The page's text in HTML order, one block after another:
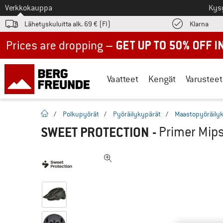
Tästä siirtyäksesi
Verkkokauppa
Lähetyskuluitta alk. 69 € (FI) Klarna
Vaatteet Kengät Varusteet
Kotisivu
/ Polkupyörät / Pyöräilykypärät /
SWEET PROTECTION - Primer